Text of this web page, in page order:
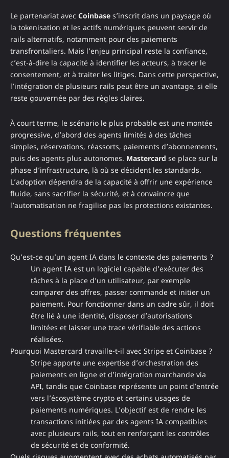
Le partenariat avec Coinbase s’inscrit dans un paysage où
la tokenisation et les actifs numériques peuvent servir de
rails alternatifs, notamment pour des paiements
transfrontaliers. Mais l’enjeu principal reste la confiance,
c’est-à-dire la capacité à identifier les acteurs, à tracer le
consentement, et à traiter les litiges. Dans cette perspective,
l’intégration de plusieurs rails peut être un avantage, si elle
reste gouvernée par des règles claires.
À court terme, le scénario le plus probable est une montée
progressive, d’abord des agents limités à des tâches
simples, réservations, réassorts, paiements d’abonnements,
puis des agents plus autonomes. Mastercard se place sur la
phase d’infrastructure, là où se décident les standards.
L’adoption dépendra de la capacité à offrir une expérience
fluide, sans sacrifier la sécurité, et à convaincre que
l’automatisation ne fragilise pas les protections existantes.
Questions fréquentes
Qu’est-ce qu’un agent IA dans le contexte des paiements ?
Un agent IA est un logiciel capable d’exécuter des
tâches à la place d’un utilisateur, par exemple
comparer des offres, passer commande et initier un
paiement. Pour fonctionner dans un cadre sûr, il doit
être lié à une identité, disposer d’autorisations
limitées et laisser une trace vérifiable des actions
réalisées.
Pourquoi Mastercard travaille-t-il avec Stripe et Coinbase ?
Stripe apporte une expertise d’orchestration des
paiements en ligne et d’intégration marchande via
API, tandis que Coinbase représente un point d’entrée
vers l’écosystème crypto et certains usages de
paiements numériques. L’objectif est de rendre les
transactions initiées par des agents IA compatibles
avec plusieurs rails, tout en renforçant les contrôles
de sécurité et de conformité.